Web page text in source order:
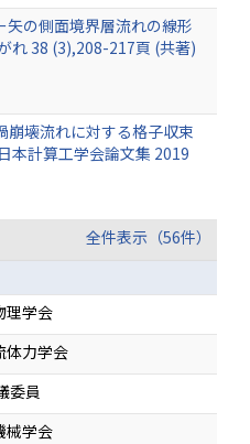
矢の側面境界層流れの線形
れ 38 (3),208-217頁 (共著)
崩壊流れに対する格子収束
本計算工学会論文集 2019
全件表示（56件）
理学会
体力学会
委員
械学会